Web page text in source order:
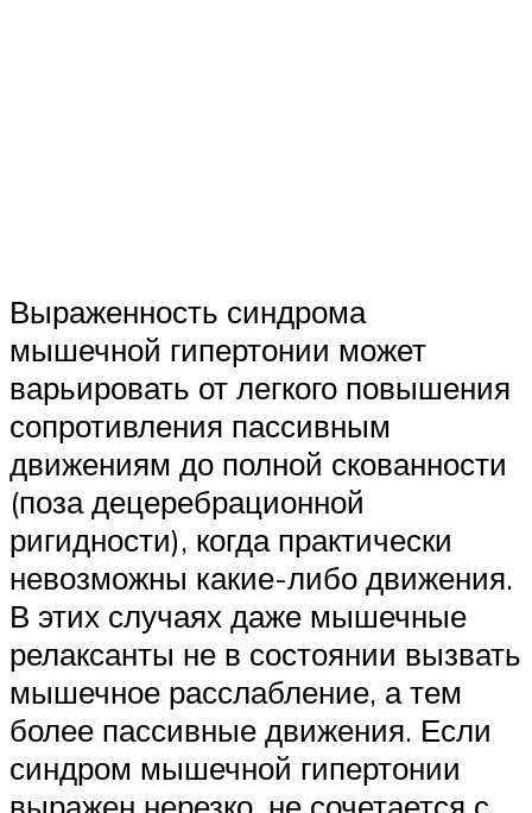
Выраженность синдрома
мышечной гипертонии может
варьировать от легкого повышения
сопротивления пассивным
движениям до полной скованности
(поза децеребрационной
ригидности), когда практически
невозможны какие-либо движения.
В этих случаях даже мышечные
релаксанты не в состоянии вызвать
мышечное расслабление, а тем
более пассивные движения. Если
синдром мышечной гипертонии